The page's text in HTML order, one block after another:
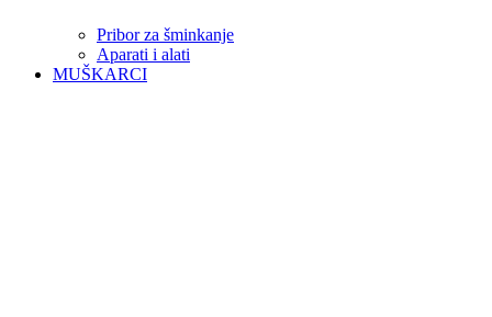
Pribor za šminkanje
Aparati i alati
MUŠKARCI